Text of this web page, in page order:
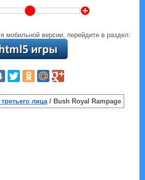
Z
мобильной версии, перейдите в раздел:
лица/ Bush Royal Rampage